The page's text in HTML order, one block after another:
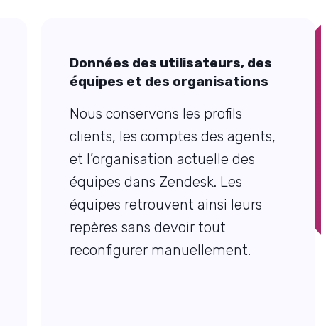
Données des utilisateurs, des
équipes et des organisations
Nous conservons les profils
clients, les comptes des agents,
et l’organisation actuelle des
équipes dans Zendesk. Les
équipes retrouvent ainsi leurs
repères sans devoir tout
reconfigurer manuellement.